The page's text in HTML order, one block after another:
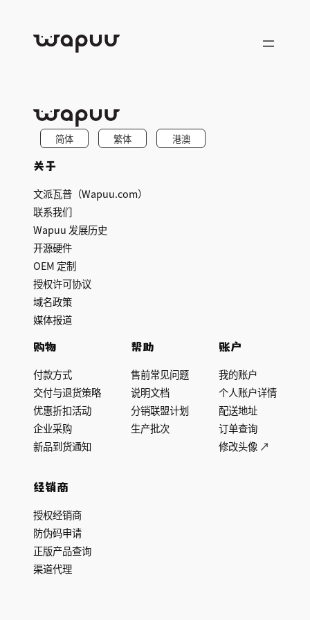
简体 繁体 港澳
关于
文派瓦普（Wapuu.com）
联系我们
Wapuu 发展历史
开源硬件
OEM 定制
授权许可协议
域名政策
媒体报道
购物
付款方式
交付与退货策略
优惠折扣活动
企业采购
新品到货通知
帮助
售前常见问题
说明文档
分销联盟计划
生产批次
账户
我的账户
个人账户详情
配送地址
订单查询
修改头像 ↗
经销商
授权经销商
防伪码申请
正版产品查询
渠道代理